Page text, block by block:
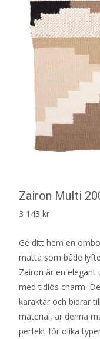
Zairon Multi
3 143 kr
Ge ditt hem en
matta som både
Zairon är en
med tidlös charm.
karaktär och bidrar
material, är denna
perfekt för olika